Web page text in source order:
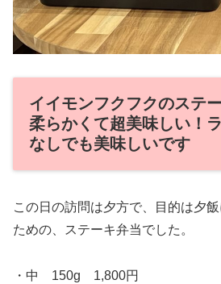
イイモンフクフクのステ
柔らかくて超美味しい！
なしでも美味しいです
この日の訪問は夕方で、目的は夕
ための、ステーキ弁当でした。
・中 150g 1,800円